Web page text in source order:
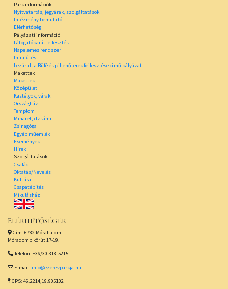
Park információk
Nyitvatartás, jegyárak, szolgáltatások
Intézmény bemutató
Elérhetőség
Pályázati információ
Látogatóbarát fejlesztés
Napelemes rendszer
Infrafűtés
Lezárult a Büfé és pihenőterek fejlesztése című pályázat
Makettek
Makettek
Középület
Kastélyok, várak
Országház
Templom
Minaret, dzsámi
Zsinagóga
Egyéb műemlék
Események
Hírek
Szolgáltatások
Család
Oktatás/Nevelés
Kultúra
Csapatépítés
Mikulásház
Elérhetőségek
Cím: 6782 Mórahalom
Móradomb körút 17-19.
Telefon: +36/30-318-5215
E-mail: info@ezerevparkja.hu
GPS: 46.2214,19.905102